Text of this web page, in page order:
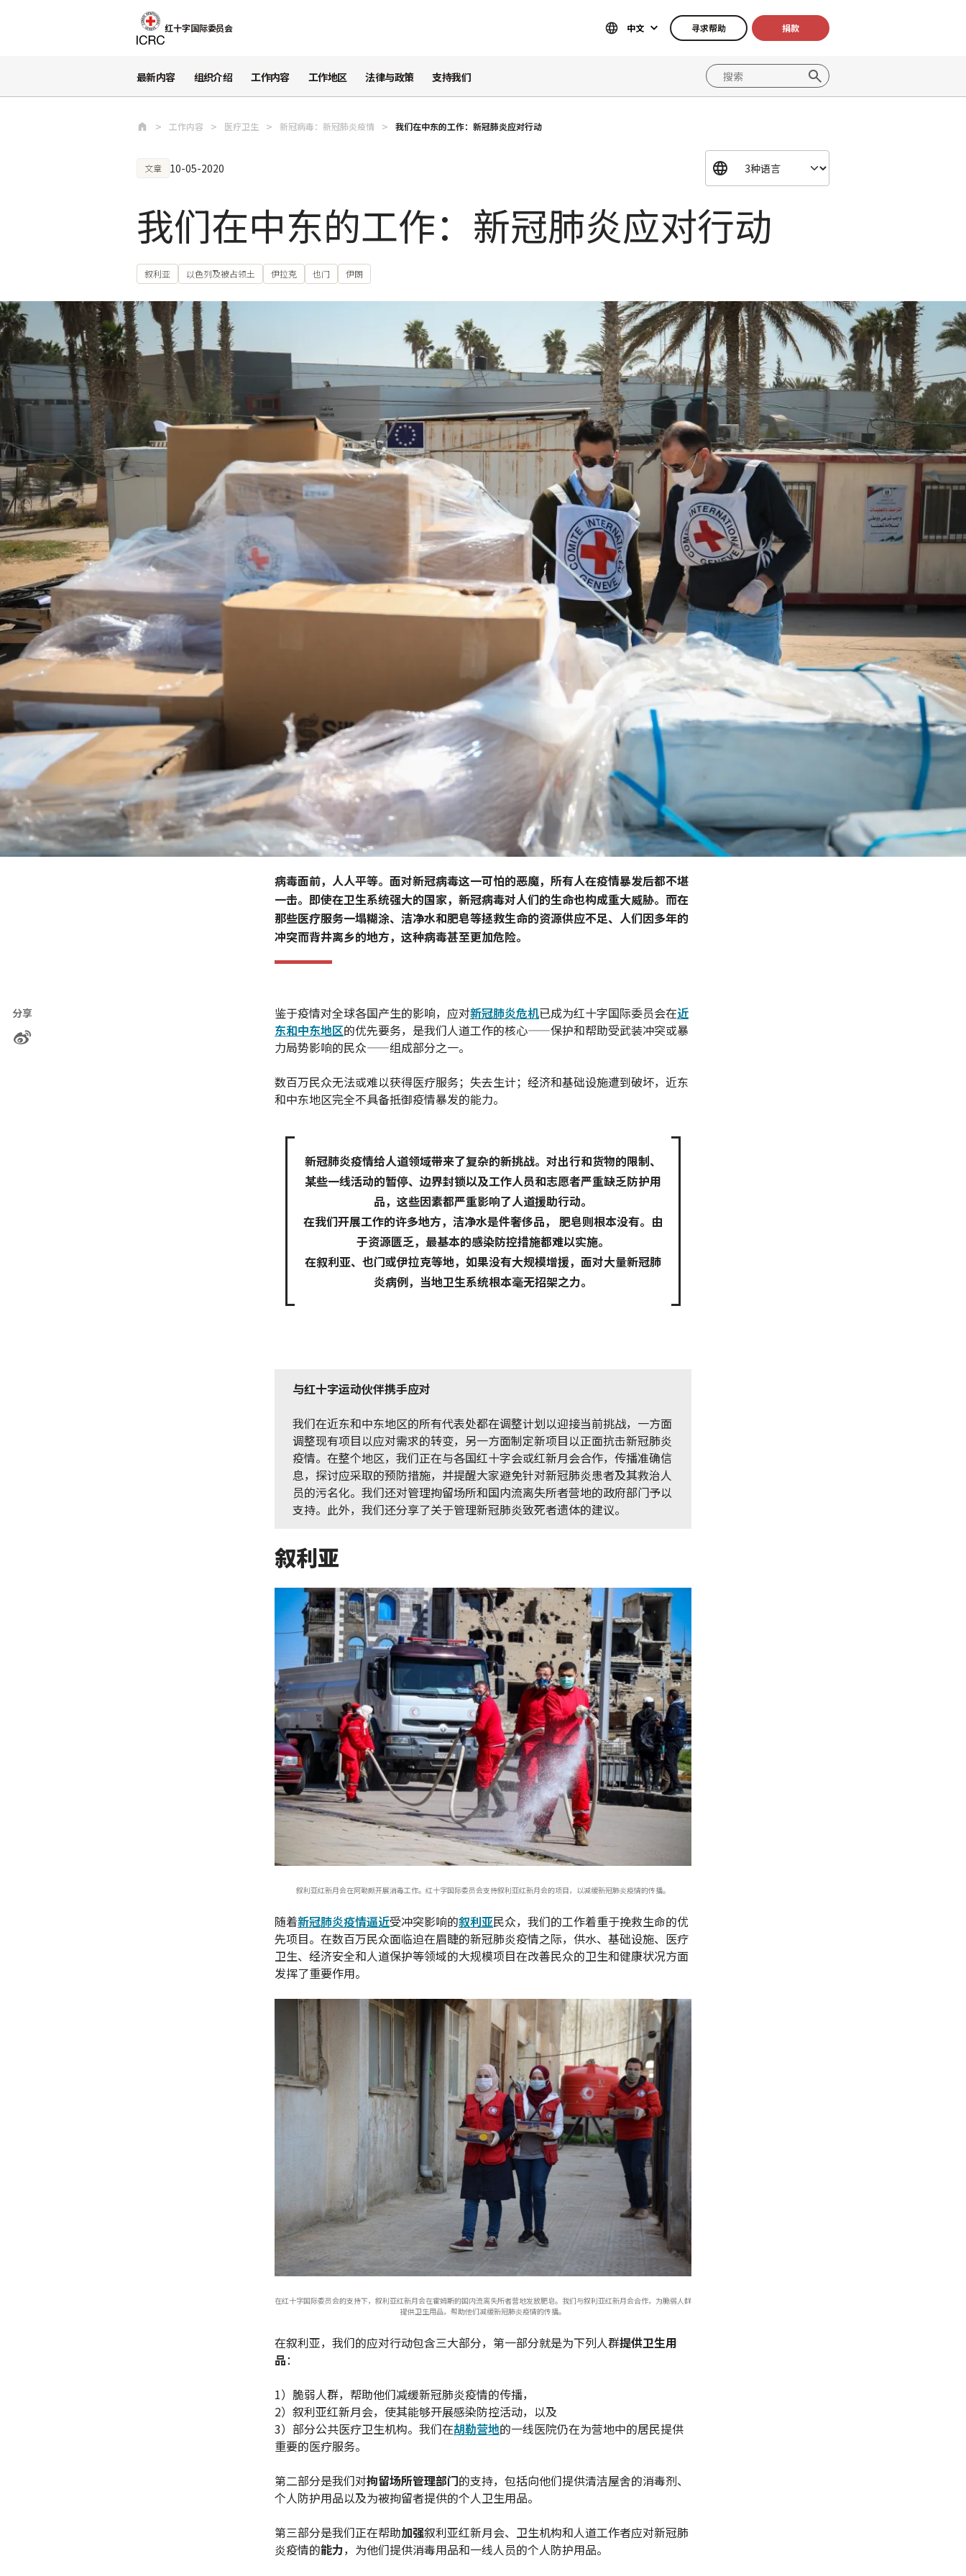
红十字国际委员会 中文 寻求帮助 捐款
最新内容 组织介绍 工作内容 工作地区 法律与政策 支持我们
工作内容 医疗卫生 新冠病毒：新冠肺炎疫情 我们在中东的工作：新冠肺炎应对行动
文章 10-05-2020
我们在中东的工作：新冠肺炎应对行动
叙利亚 以色列及被占领土 伊拉克 也门 伊朗
病毒面前，人人平等。面对新冠病毒这一可怕的恶魔，所有人在疫情暴发后都不堪
一击。即使在卫生系统强大的国家，新冠病毒对人们的生命也构成重大威胁。而在
那些医疗服务一塌糊涂、洁净水和肥皂等拯救生命的资源供应不足、人们因多年的
冲突而背井离乡的地方，这种病毒甚至更加危险。
分享 鉴于疫情对全球各国产生的影响，应对新冠肺炎危机已成为红十字国际委员会在近
东和中东地区的优先要务，是我们人道工作的核心——保护和帮助受武装冲突或暴
力局势影响的民众——组成部分之一。
数百万民众无法或难以获得医疗服务；失去生计；经济和基础设施遭到破坏，近东
和中东地区完全不具备抵御疫情暴发的能力。
新冠肺炎疫情给人道领域带来了复杂的新挑战。对出行和货物的限制、
某些一线活动的暂停、边界封锁以及工作人员和志愿者严重缺乏防护用
品，这些因素都严重影响了人道援助行动。
在我们开展工作的许多地方，洁净水是件奢侈品， 肥皂则根本没有。由
于资源匮乏，最基本的感染防控措施都难以实施。
在叙利亚、也门或伊拉克等地，如果没有大规模增援，面对大量新冠肺
炎病例，当地卫生系统根本毫无招架之力。
与红十字运动伙伴携手应对
我们在近东和中东地区的所有代表处都在调整计划以迎接当前挑战，一方面
调整现有项目以应对需求的转变，另一方面制定新项目以正面抗击新冠肺炎
疫情。在整个地区，我们正在与各国红十字会或红新月会合作，传播准确信
息，探讨应采取的预防措施，并提醒大家避免针对新冠肺炎患者及其救治人
员的污名化。我们还对管理拘留场所和国内流离失所者营地的政府部门予以
支持。此外，我们还分享了关于管理新冠肺炎致死者遗体的建议。
叙利亚
叙利亚红新月会在阿勒颇开展消毒工作。红十字国际委员会支持叙利亚红新月会的项目，以减缓新冠肺炎疫情的传播。
随着新冠肺炎疫情逼近受冲突影响的叙利亚民众，我们的工作着重于挽救生命的优
先项目。在数百万民众面临迫在眉睫的新冠肺炎疫情之际，供水、基础设施、医疗
卫生、经济安全和人道保护等领域的大规模项目在改善民众的卫生和健康状况方面
发挥了重要作用。
在红十字国际委员会的支持下，叙利亚红新月会在霍姆斯的国内流离失所者营地发放肥皂。我们与叙利亚红新月会合作，为脆弱人群
提供卫生用品，帮助他们减缓新冠肺炎疫情的传播。
在叙利亚，我们的应对行动包含三大部分，第一部分就是为下列人群提供卫生用
品：
1）脆弱人群，帮助他们减缓新冠肺炎疫情的传播，
2）叙利亚红新月会，使其能够开展感染防控活动，以及
3）部分公共医疗卫生机构。我们在胡勒营地的一线医院仍在为营地中的居民提供
重要的医疗服务。
第二部分是我们对拘留场所管理部门的支持，包括向他们提供清洁屋舍的消毒剂、
个人防护用品以及为被拘留者提供的个人卫生用品。
第三部分是我们正在帮助加强叙利亚红新月会、卫生机构和人道工作者应对新冠肺
炎疫情的能力，为他们提供消毒用品和一线人员的个人防护用品。